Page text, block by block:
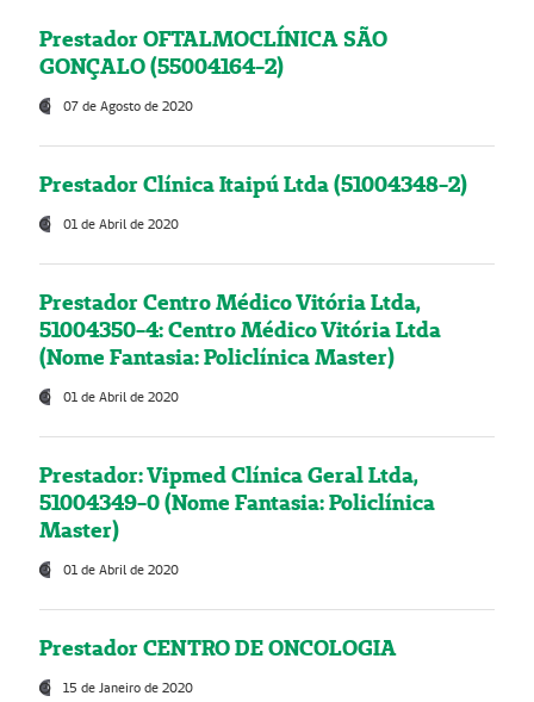
Prestador OFTALMOCLÍNICA SÃO
GONÇALO (55004164-2)
07 de Agosto de 2020
Prestador Clínica Itaipú Ltda (51004348-2)
01 de Abril de 2020
Prestador Centro Médico Vitória Ltda,
51004350-4: Centro Médico Vitória Ltda
(Nome Fantasia: Policlínica Master)
01 de Abril de 2020
Prestador: Vipmed Clínica Geral Ltda,
51004349-0 (Nome Fantasia: Policlínica
Master)
01 de Abril de 2020
Prestador CENTRO DE ONCOLOGIA
15 de Janeiro de 2020